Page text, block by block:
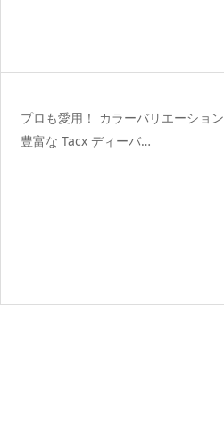
プロも愛用！ カラーバリエーション
豊富な Tacx ディーバ…